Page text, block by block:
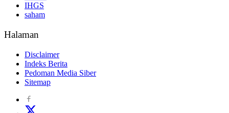
IHGS
saham
Halaman
Disclaimer
Indeks Berita
Pedoman Media Siber
Sitemap